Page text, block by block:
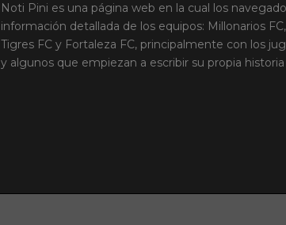
Noti Pini es una página web en la cual los
información detallada de los equipos: Millonarios
Tigres FC y Fortaleza FC, principalmente con los
y algunos que empiezan a escribir su propia